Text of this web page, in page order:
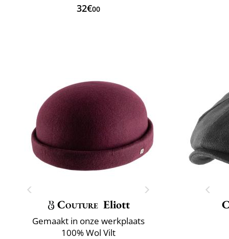
32€00
Couture Eliott
Gemaakt in onze werkplaats
100% Wol Vilt